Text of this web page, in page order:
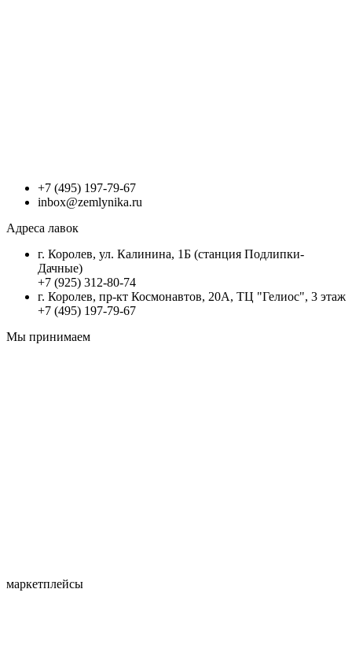
+7 (495) 197-79-67
inbox@zemlynika.ru
Адреса лавок
г. Королев, ул. Калинина, 1Б (станция Подлипки-
Дачные)
+7 (925) 312-80-74
г. Королев, пр-кт Космонавтов, 20А, ТЦ "Гелиос", 3 этаж
+7 (495) 197-79-67
Мы принимаем
маркетплейсы